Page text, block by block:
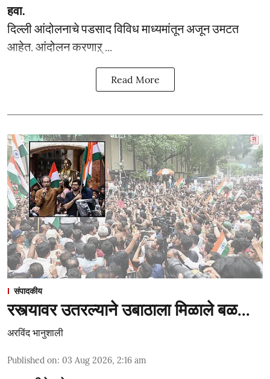
हवा.
दिल्ली आंदोलनाचे पडसाद विविध माध्यमांतून अजून उमटत
आहेत. आंदोलन करणाऱ् ...
Read More
संपादकीय
रस्त्यावर उतरल्याने उबाठाला मिळाले बळ...
अरविंद भानुशाली
Published on: 03 Aug 2026, 2:16 am